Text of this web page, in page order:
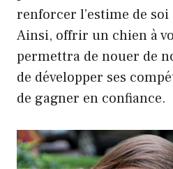
renforcer l’estime de
Ainsi, offrir un chien à
permettra de nouer de
de développer ses
de gagner en confiance.